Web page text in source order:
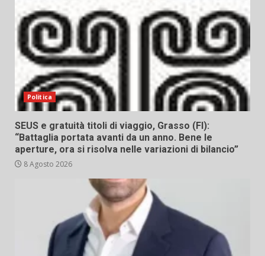
Politica
SEUS e gratuità titoli di viaggio, Grasso (FI):
“Battaglia portata avanti da un anno. Bene le
aperture, ora si risolva nelle variazioni di bilancio”
8 Agosto 2026